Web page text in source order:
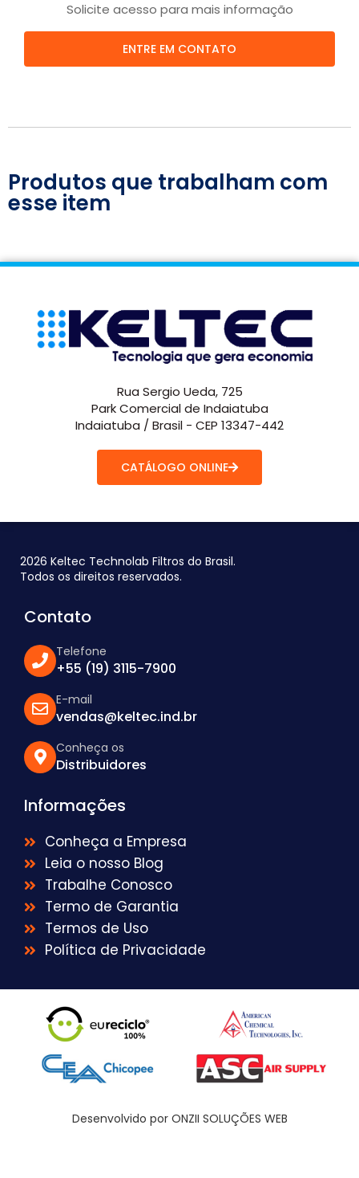
Solicite acesso para mais informação
ENTRE EM CONTATO
Produtos que trabalham com
esse item
Rua Sergio Ueda, 725
Park Comercial de Indaiatuba
Indaiatuba / Brasil - CEP 13347-442
CATÁLOGO ONLINE
2026 Keltec Technolab Filtros do Brasil.
Todos os direitos reservados.
Contato
Telefone
+55 (19) 3115-7900
E-mail
vendas@keltec.ind.br
Conheça os
Distribuidores
Informações
Conheça a Empresa
Leia o nosso Blog
Trabalhe Conosco
Termo de Garantia
Termos de Uso
Política de Privacidade
Desenvolvido por ONZII SOLUÇÕES WEB